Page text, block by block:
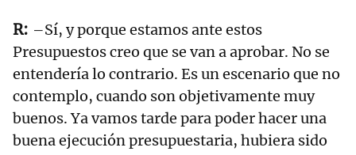
–Sí, y porque estamos ante estos
Presupuestos creo que se van a aprobar. No se
entendería lo contrario. Es un escenario que no
contemplo, cuando son objetivamente muy
buenos. Ya vamos tarde para poder hacer una
buena ejecución presupuestaria, hubiera sido